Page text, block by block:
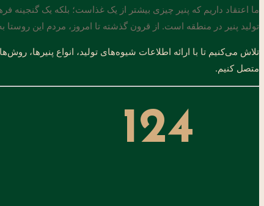
ما اعتقاد داریم که پنیر چیزی بیشتر از یک غذاست؛ بلکه یک
تولید پنیر در منطقه است. از قرون گذشته تا امروز، مردم این
تلاش می‌کنیم تا با ارائه اطلاعات شیوه‌های تولید، انواع پنیرها،
متصل کنیم.
124